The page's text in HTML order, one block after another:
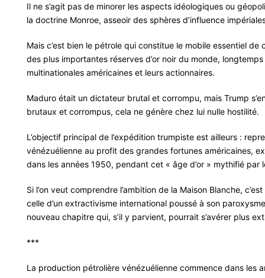
Il ne s’agit pas de minorer les aspects idéologiques ou
la doctrine Monroe, asseoir des sphères d’influence
Mais c’est bien le pétrole qui constitue le mobile essentiel
des plus importantes réserves d’or noir du monde,
multinationales américaines et leurs actionnaires.
Maduro était un dictateur brutal et corrompu, mais Trump
brutaux et corrompus, cela ne génère chez lui nulle hostilité.
L’objectif principal de l’expédition trumpiste est ailleurs :
vénézuélienne au profit des grandes fortunes américaines,
dans les années 1950, pendant cet « âge d’or » mythifié par
Si l’on veut comprendre l’ambition de la Maison Blanche,
celle d’un extractivisme international poussé à son
nouveau chapitre qui, s’il y parvient, pourrait s’avérer plus
***
La production pétrolière vénézuélienne commence dans les